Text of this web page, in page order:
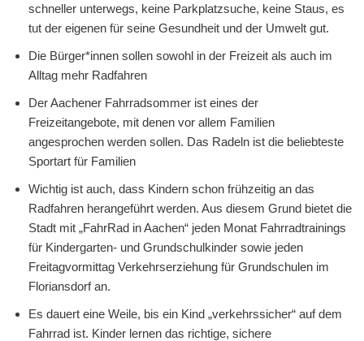
schneller unterwegs, keine Parkplatzsuche, keine Staus, es
tut der eigenen für seine Gesundheit und der Umwelt gut.
Die Bürger*innen sollen sowohl in der Freizeit als auch im
Alltag mehr Radfahren
Der Aachener Fahrradsommer ist eines der
Freizeitangebote, mit denen vor allem Familien
angesprochen werden sollen. Das Radeln ist die beliebteste
Sportart für Familien
Wichtig ist auch, dass Kindern schon frühzeitig an das
Radfahren herangeführt werden. Aus diesem Grund bietet die
Stadt mit „FahrRad in Aachen“ jeden Monat Fahrradtrainings
für Kindergarten- und Grundschulkinder sowie jeden
Freitagvormittag Verkehrserziehung für Grundschulen im
Floriansdorf an.
Es dauert eine Weile, bis ein Kind „verkehrssicher“ auf dem
Fahrrad ist. Kinder lernen das richtige, sichere